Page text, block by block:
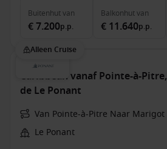
Buitenhutvan
€ 7.200p.p.
Balkonhutvan
€ 11.640p.p.
Alleen Cruise
Caribbean vanaf Pointe-à-
de Le Ponant
Van Pointe-à-Pitre Naar Marigot
Le Ponant